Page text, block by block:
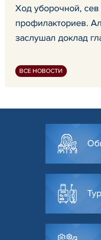
Ход уборочной,
профилакториев.
заслушал доклад
ВСЕ НОВОСТИ